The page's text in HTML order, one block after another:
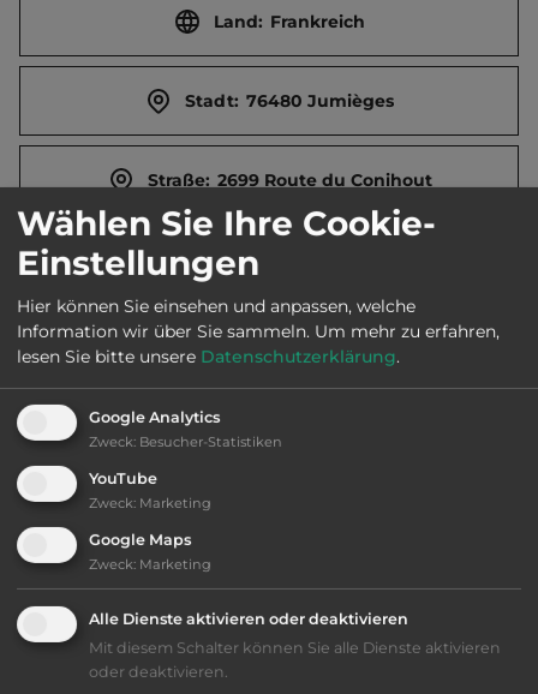
Land: Frankreich
Stadt: 76480 Jumièges
Straße: 2699 Route du Conihout
E-Mail: campingdelaseine@gmail.com
Webseite: www.campingdelaseine.com
Fläche:
Öffnungszeiten:
Telefon:
Wählen Sie Ihre Cookie-
Einstellungen
Hier können Sie einsehen und anpassen, welche
Information wir über Sie sammeln. Um mehr zu erfahren,
lesen Sie bitte unsere Datenschutzerklärung.
Google Analytics
Zweck: Besucher-Statistiken
YouTube
Zweck: Marketing
Google Maps
Zweck: Marketing
Alle Dienste aktivieren oder deaktivieren
Mit diesem Schalter können Sie alle Dienste aktivieren
oder deaktivieren.